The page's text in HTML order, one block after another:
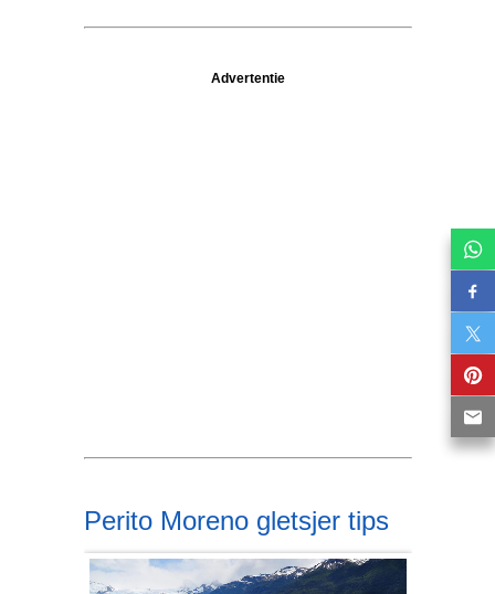
Advertentie
Perito Moreno gletsjer tips